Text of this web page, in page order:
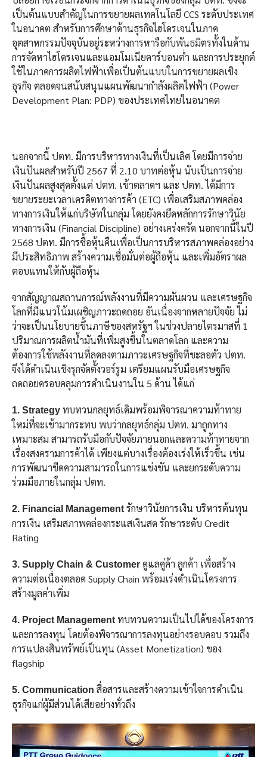
เป็นต้นแบบสำคัญในการขยายผลเทคโนโลยี CCS ระดับประเทศ
ในอนาคต สำหรับการศึกษาด้านธุรกิจไฮโดรเจนในภาค
อุตสาหกรรมปัจจุบันอยู่ระหว่างการหารือกับพันธมิตรทั้งในด้าน
การจัดหาไฮโดรเจนและแอมโมเนียคาร์บอนต่ำ และการประยุกต์
ใช้ในภาคการผลิตไฟฟ้าเพื่อเป็นต้นแบบในการขยายผลเชิง
ธุรกิจ ตลอดจนสนับสนุนแผนพัฒนากำลังผลิตไฟฟ้า (Power
Development Plan: PDP) ของประเทศไทยในอนาคต
นอกจากนี้ ปตท. มีการบริหารทางเงินที่เป็นเลิศ โดยมีการจ่าย
เงินปันผลสำหรับปี 2567 ที่ 2.10 บาทต่อหุ้น นับเป็นการจ่าย
เงินปันผลสูงสุดตั้งแต่ ปตท. เข้าตลาดฯ และ ปตท. ได้มีการ
ขยายระยะเวลาเครดิตทางการค้า (ETC) เพื่อเสริมสภาพคล่อง
ทางการเงินให้แก่บริษัทในกลุ่ม โดยยังคงยึดหลักการรักษาวินัย
ทางการเงิน (Financial Discipline) อย่างเคร่งครัด นอกจากนี้ในปี
2568 ปตท. มีการซื้อหุ้นคืนเพื่อเป็นการบริหารสภาพคล่องอย่าง
มีประสิทธิภาพ สร้างความเชื่อมั่นต่อผู้ถือหุ้น และเพิ่มอัตราผล
ตอบแทนให้กับผู้ถือหุ้น
จากสัญญาณสถานการณ์พลังงานที่มีความผันผวน และเศรษฐกิจ
โลกที่มีแนวโน้มเผชิญภาวะถดถอย อันเนื่องจากหลายปัจจัย ไม่
ว่าจะเป็นนโยบายขึ้นภาษีของสหรัฐฯ ในช่วงปลายไตรมาสที่ 1
ปริมาณการผลิตน้ำมันที่เพิ่มสูงขึ้นในตลาดโลก และความ
ต้องการใช้พลังงานที่ลดลงตามภาวะเศรษฐกิจที่ชะลอตัว ปตท.
จึงได้ดำเนินเชิงรุกจัดตั้งวอร์รูม เตรียมแผนรับมือเศรษฐกิจ
ถดถอยครอบคลุมการดำเนินงานใน 5 ด้าน ได้แก่
1. Strategy ทบทวนกลยุทธ์เดิมพร้อมพิจารณาความท้าทาย
ใหม่ที่จะเข้ามากระทบ พบว่ากลยุทธ์กลุ่ม ปตท. มาถูกทาง
เหมาะสม สามารถรับมือกับปัจจัยภายนอกและความท้าทายจาก
เรื่องสงครามการค้าได้ เพียงแต่บางเรื่องต้องเร่งให้เร็วขึ้น เช่น
การพัฒนาขีดความสามารถในการแข่งขัน และยกระดับความ
ร่วมมือภายในกลุ่ม ปตท.
2. Financial Management รักษาวินัยการเงิน บริหารต้นทุน
การเงิน เสริมสภาพคล่องกระแสเงินสด รักษาระดับ Credit
Rating
3. Supply Chain & Customer ดูแลคู่ค้า ลูกค้า เพื่อสร้าง
ความต่อเนื่องตลอด Supply Chain พร้อมเร่งดำเนินโครงการ
สร้างมูลค่าเพิ่ม
4. Project Management ทบทวนความเป็นไปได้ของโครงการ
และการลงทุน โดยต้องพิจารณาการลงทุนอย่างรอบคอบ รวมถึง
การแปลงสินทรัพย์เป็นทุน (Asset Monetization) ของ
flagship
5. Communication สื่อสารและสร้างความเข้าใจการดำเนิน
ธุรกิจแก่ผู้มีส่วนได้เสียอย่างทั่วถึง